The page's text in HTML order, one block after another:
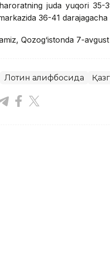
juda yuqori 35-
36-41 darajagacha
Qozog‘istonda 7-
Лотин алифбосида